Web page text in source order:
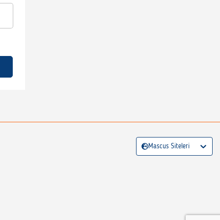
Mascus Siteleri